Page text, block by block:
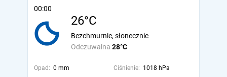
00:00
26°C
Odczuwalna 28°C
Bezchmurnie, słonecznie
Opad: 0 mm Ciśnienie: 1018 hPa